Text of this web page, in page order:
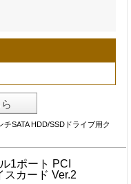
SATA HDD/SSDドライブ用ク